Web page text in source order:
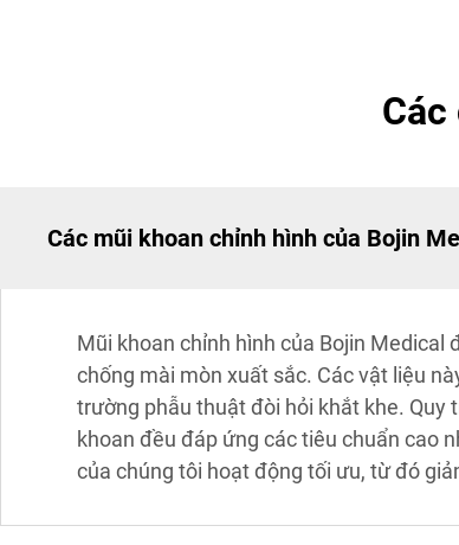
Các mũi khoan chỉnh hình của Bojin
Mũi khoan chỉnh hình của Bojin
chống mài mòn xuất sắc. Các vật liệu
trường phẫu thuật đòi hỏi khắt khe. Quy
khoan đều đáp ứng các tiêu chuẩn cao
của chúng tôi hoạt động tối ưu, từ đó